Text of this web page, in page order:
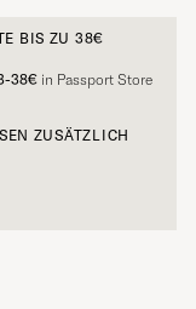
BIS ZU 38€
38€ in Passport Store
ZUSÄTZLICH